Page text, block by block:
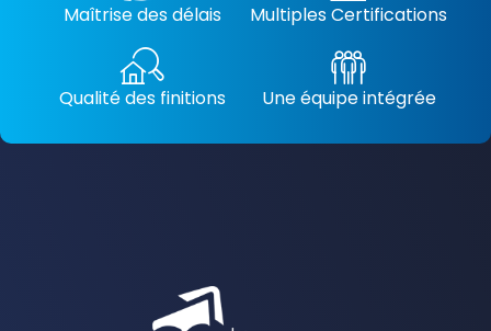
Maîtrise des délais Multiples Certifications
Qualité des finitions Une équipe intégrée